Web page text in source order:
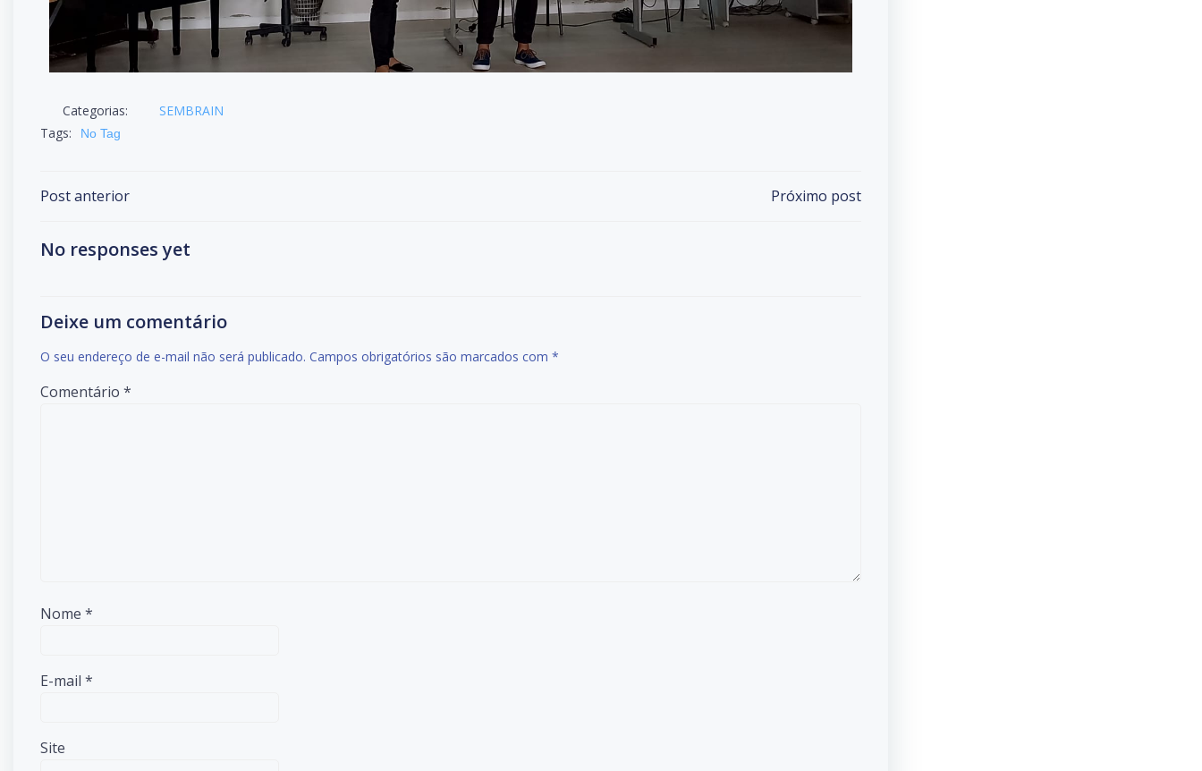
Categorias:
SEMBRAIN
Tags:
No Tag
Post anterior Próximo post
No responses yet
Deixe um comentário
O seu endereço de e-mail não será publicado. Campos obrigatórios são marcados com *
Comentário *
Nome *
E-mail *
Site